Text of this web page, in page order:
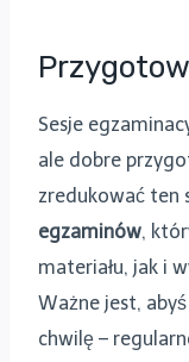
Sesje
ale dobre
zredukować ten
egzaminów,
materiału, jak i
Ważne jest,
chwilę –